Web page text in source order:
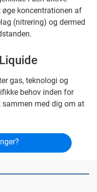
koncentrationen af
(nitrering) og dermed
gas, teknologi og
behov inden for
med dig om at